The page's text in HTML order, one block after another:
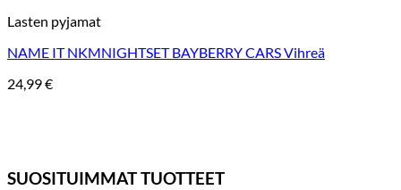
Lasten pyjamat
NAME IT NKMNIGHTSET BAYBERRY CARS Vihreä
24,99€
SUOSITUIMMAT TUOTTEET